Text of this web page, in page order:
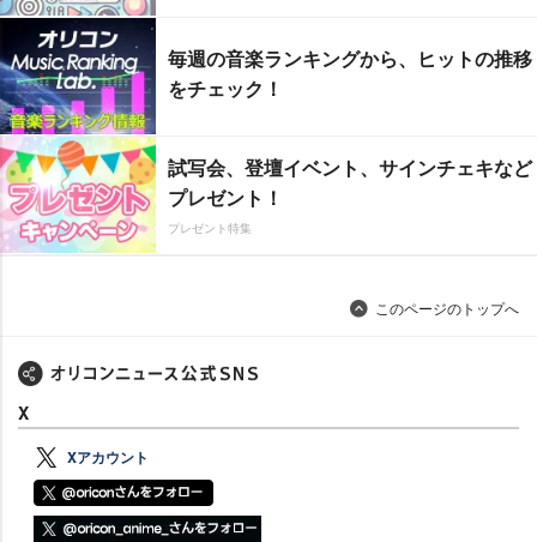
毎週の音楽ランキングから、ヒットの推移
をチェック！
試写会、登壇イベント、サインチェキなど
プレゼント！
プレゼント特集
このページのトップへ
X
Xアカウント